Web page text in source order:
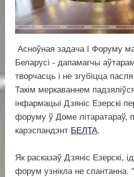
Асноўная задача I Форуму
Беларусі - дапамагчы
творчасць і не згубіцца
Такім меркаваннем
інфармацыі Дзяніс Езерскі
форуму ў Доме літаратараў,
карэспандэнт БЕЛТА.
Як расказаў Дзяніс Езерскі,
форум узнікла не